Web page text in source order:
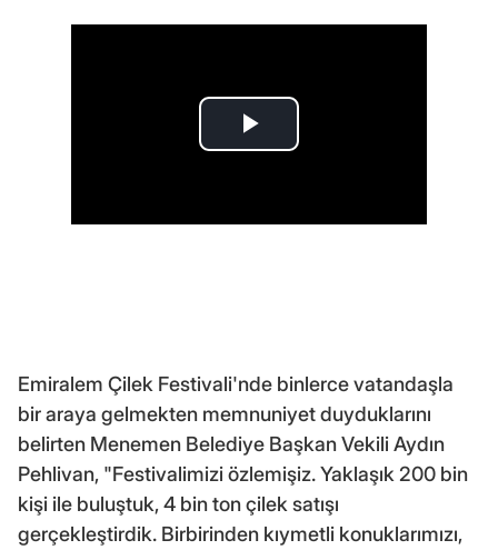
Emiralem Çilek Festivali'nde binlerce vatandaşla
bir araya gelmekten memnuniyet duyduklarını
belirten Menemen Belediye Başkan Vekili Aydın
Pehlivan, "Festivalimizi özlemişiz. Yaklaşık 200 bin
kişi ile buluştuk, 4 bin ton çilek satışı
gerçekleştirdik. Birbirinden kıymetli konuklarımızı,